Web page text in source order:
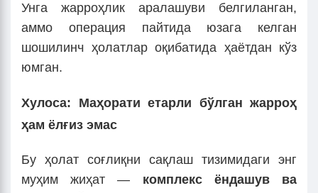
Унга жарроҳлик аралашуви белгиланган,
аммо операция пайтида юзага келган
шошилинч ҳолатлар оқибатида ҳаётдан кўз
юмган.
Хулоса: Маҳорати етарли бўлган жарроҳ
ҳам ёлғиз эмас
Бу ҳолат соғлиқни сақлаш тизимидаги энг
муҳим жиҳат — комплекс ёндашув ва